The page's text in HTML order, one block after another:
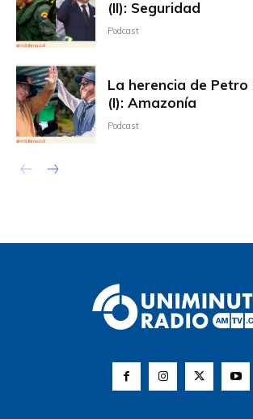
(II): Seguridad
Podcast
La herencia de
(I): Amazonía
Podcast